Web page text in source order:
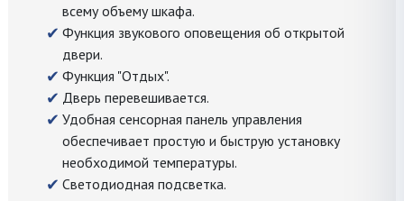
всему объему шкафа.
Функция звукового оповещения об открытой
двери.
Функция "Отдых".
Дверь перевешивается.
Удобная сенсорная панель управления
обеспечивает простую и быструю установку
необходимой температуры.
Светодиодная подсветка.